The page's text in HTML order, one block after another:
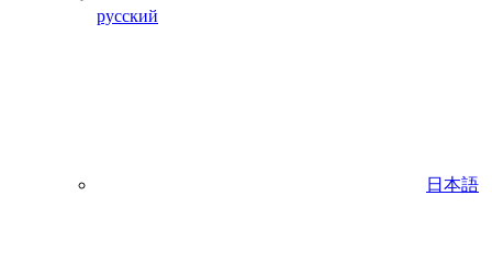
русский
日本語